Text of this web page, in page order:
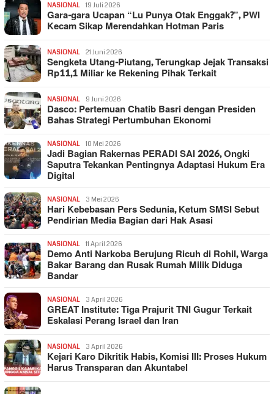
NASIONAL 19 Juli 2026
Gara-gara Ucapan “Lu Punya Otak Enggak?”, PWI
Kecam Sikap Merendahkan Hotman Paris
NASIONAL 21 Juni 2026
Sengketa Utang-Piutang, Terungkap Jejak Transaksi
Rp11,1 Miliar ke Rekening Pihak Terkait
NASIONAL 9 Juni 2026
Dasco: Pertemuan Chatib Basri dengan Presiden
Bahas Strategi Pertumbuhan Ekonomi
NASIONAL 10 Mei 2026
Jadi Bagian Rakernas PERADI SAI 2026, Ongki
Saputra Tekankan Pentingnya Adaptasi Hukum Era
Digital
NASIONAL 3 Mei 2026
Hari Kebebasan Pers Sedunia, Ketum SMSI Sebut
Pendirian Media Bagian dari Hak Asasi
NASIONAL 11 April 2026
Demo Anti Narkoba Berujung Ricuh di Rohil, Warga
Bakar Barang dan Rusak Rumah Milik Diduga
Bandar
NASIONAL 3 April 2026
GREAT Institute: Tiga Prajurit TNI Gugur Terkait
Eskalasi Perang Israel dan Iran
NASIONAL 3 April 2026
Kejari Karo Dikritik Habis, Komisi III: Proses Hukum
Harus Transparan dan Akuntabel